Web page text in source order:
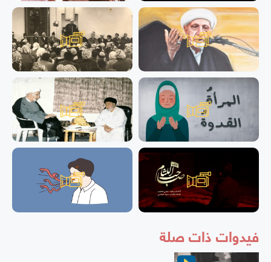
فيدوات ذات صلة